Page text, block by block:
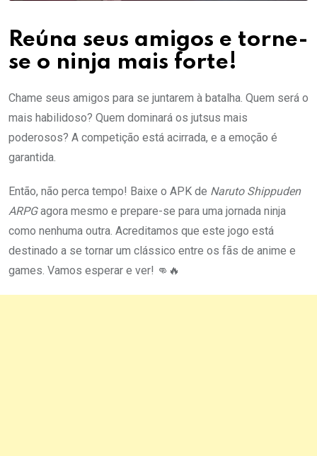
Reúna seus amigos e torne-
se o ninja mais forte!
Chame seus amigos para se juntarem à batalha. Quem será o
mais habilidoso? Quem dominará os jutsus mais
poderosos? A competição está acirrada, e a emoção é
garantida.
Então, não perca tempo! Baixe o APK de Naruto Shippuden
ARPGagora mesmo e prepare-se para uma jornada ninja
como nenhuma outra. Acreditamos que este jogo está
destinado a se tornar um clássico entre os fãs de anime e
games. Vamos esperar e ver! 👊🔥